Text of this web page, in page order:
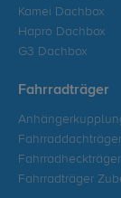
Kamei Dachbox
Hapro Dachbox
G3 Dachbox
Fahrradträger
Fahrraddachträger
Fahrradheckträger
Fahrradträger